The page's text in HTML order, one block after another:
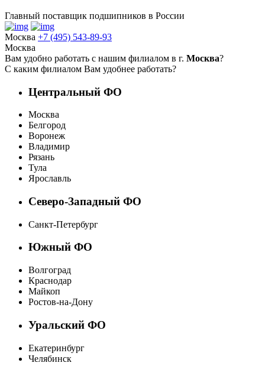
Главный поставщик подшипников в России
Москва +7 (495) 543-89-93
Москва
Вам удобно работать с нашим филиалом в г. Москва?
С каким филиалом Вам удобнее работать?
Центральный ФО
Москва
Белгород
Воронеж
Владимир
Рязань
Тула
Ярославль
Северо-Западный ФО
Санкт-Петербург
Южный ФО
Волгоград
Краснодар
Майкоп
Ростов-на-Дону
Уральский ФО
Екатеринбург
Челябинск